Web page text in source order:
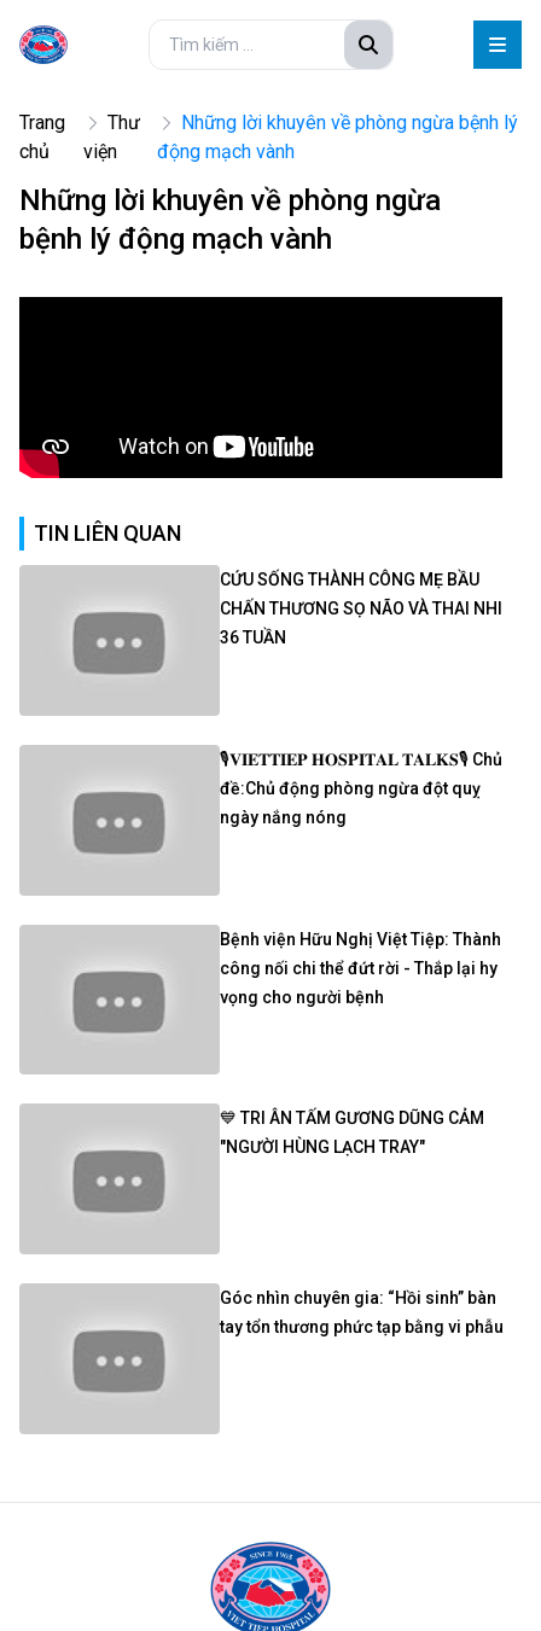
Trang
chủ
Thư
viện
Những lời khuyên về phòng ngừa bệnh lý
động mạch vành
Những lời khuyên về phòng ngừa
bệnh lý động mạch vành
TIN LIÊN QUAN
CỨU SỐNG THÀNH CÔNG MẸ BẦU
CHẤN THƯƠNG SỌ NÃO VÀ THAI NHI
36 TUẦN
🎙𝐕𝐈𝐄𝐓𝐓𝐈𝐄𝐏 𝐇𝐎𝐒𝐏𝐈𝐓𝐀𝐋 𝐓𝐀𝐋𝐊𝐒🎙 Chủ
đề:Chủ động phòng ngừa đột quỵ
ngày nắng nóng
Bệnh viện Hữu Nghị Việt Tiệp: Thành
công nối chi thể đứt rời - Thắp lại hy
vọng cho người bệnh
💙 TRI ÂN TẤM GƯƠNG DŨNG CẢM
"NGƯỜI HÙNG LẠCH TRAY"
Góc nhìn chuyên gia: “Hồi sinh” bàn
tay tổn thương phức tạp bằng vi phẫu